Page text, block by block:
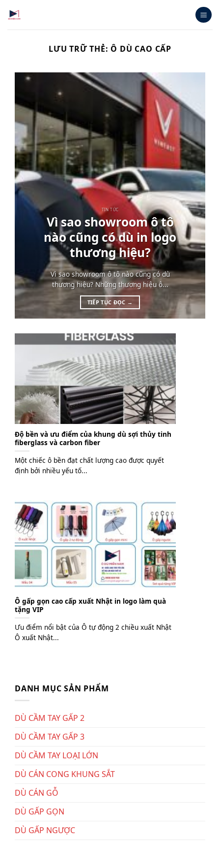
qua
nội
LƯU TRỮ THẺ: Ô DÙ CAO CẤP
DANH MỤC SẢN PHẨM
DÙ CẦM TAY GẤP 2
DÙ CẦM TAY GẤP 3
DÙ CẦM TAY LOẠI LỚN
DÙ CÁN CONG KHUNG SẮT
DÙ CÁN GỖ
DÙ GẤP GỌN
DÙ GẤP NGƯỢC
TIN TỨC
Vì sao showroom ô tô
nào cũng có dù in logo
thương hiệu?
Vì sao showroom ô tô nào cũng có dù
thương hiệu? Những thương hiệu ô...
TIẾP TỤC ĐỌC →
Độ bền và ưu điểm của khung dù sợi thủy tinh
fiberglass và carbon fiber
Một chiếc ô bền đạt chất lượng cao được quyết
định bởi nhiều yếu tố...
Ô gấp gọn cao cấp xuất Nhật in logo làm quà
tặng VIP
Ưu điểm nổi bật của Ô tự động 2 chiều xuất Nhật
Ô xuất Nhật...